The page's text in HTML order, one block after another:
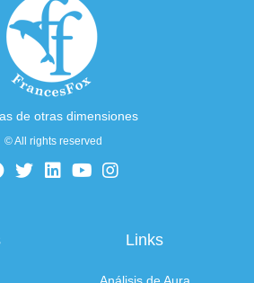
de otras dimensiones
© All rights reserved
Links